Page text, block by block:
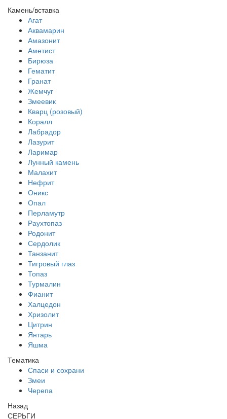
Камень/вставка
Агат
Аквамарин
Амазонит
Аметист
Бирюза
Гематит
Гранат
Жемчуг
Змеевик
Кварц (розовый)
Коралл
Лабрадор
Лазурит
Ларимар
Лунный камень
Малахит
Нефрит
Оникс
Опал
Перламутр
Раухтопаз
Родонит
Сердолик
Танзанит
Тигровый глаз
Топаз
Турмалин
Фианит
Халцедон
Хризолит
Цитрин
Янтарь
Яшма
Тематика
Спаси и сохрани
Змеи
Черепа
Назад
СЕРЬГИ